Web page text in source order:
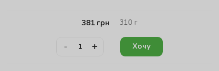
381 грн 310 г
- + Хочу